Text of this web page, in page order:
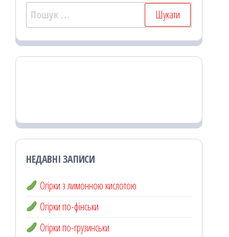
Пошук:
НЕДАВНІ ЗАПИСИ
Огірки з лимонною кислотою
Огірки по-фінськи
Огірки по-грузинськи